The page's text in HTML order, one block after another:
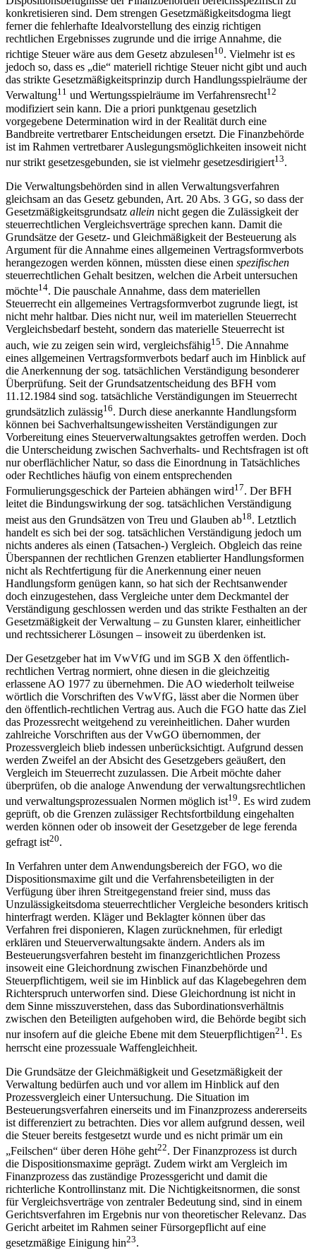
konkretisieren sind. Dem strengen Gesetzmäßigkeitsdogma liegt
ferner die fehlerhafte Idealvorstellung des einzig richtigen
rechtlichen Ergebnisses zugrunde und die irrige Annahme, die
richtige Steuer wäre aus dem Gesetz abzulesen10. Vielmehr ist es
jedoch so, dass es „die“ materiell richtige Steuer nicht gibt und auch
das strikte Gesetzmäßigkeitsprinzip durch Handlungsspielräume der
Verwaltung11 und Wertungsspielräume im Verfahrensrecht12
modifiziert sein kann. Die a priori punktgenau gesetzlich
vorgegebene Determination wird in der Realität durch eine
Bandbreite vertretbarer Entscheidungen ersetzt. Die Finanzbehörde
ist im Rahmen vertretbarer Auslegungsmöglichkeiten insoweit nicht
nur strikt gesetzesgebunden, sie ist vielmehr gesetzesdirigiert13.
Die Verwaltungsbehörden sind in allen Verwaltungsverfahren
gleichsam an das Gesetz gebunden, Art. 20 Abs. 3 GG, so dass der
Gesetzmäßigkeitsgrundsatz allein nicht gegen die Zulässigkeit der
steuerrechtlichen Vergleichsverträge sprechen kann. Damit die
Grundsätze der Gesetz- und Gleichmäßigkeit der Besteuerung als
Argument für die Annahme eines allgemeinen Vertragsformverbots
herangezogen werden können, müssten diese einen spezifischen
steuerrechtlichen Gehalt besitzen, welchen die Arbeit untersuchen
möchte14. Die pauschale Annahme, dass dem materiellen
Steuerrecht ein allgemeines Vertragsformverbot zugrunde liegt, ist
nicht mehr haltbar. Dies nicht nur, weil im materiellen Steuerrecht
Vergleichsbedarf besteht, sondern das materielle Steuerrecht ist
auch, wie zu zeigen sein wird, vergleichsfähig15. Die Annahme
eines allgemeinen Vertragsformverbots bedarf auch im Hinblick auf
die Anerkennung der sog. tatsächlichen Verständigung besonderer
Überprüfung. Seit der Grundsatzentscheidung des BFH vom
11.12.1984 sind sog. tatsächliche Verständigungen im Steuerrecht
grundsätzlich zulässig16. Durch diese anerkannte Handlungsform
können bei Sachverhaltsungewissheiten Verständigungen zur
Vorbereitung eines Steuerverwaltungsaktes getroffen werden. Doch
die Unterscheidung zwischen Sachverhalts- und Rechtsfragen ist oft
nur oberflächlicher Natur, so dass die Einordnung in Tatsächliches
oder Rechtliches häufig von einem entsprechenden
Formulierungsgeschick der Parteien abhängen wird17. Der BFH
leitet die Bindungswirkung der sog. tatsächlichen Verständigung
meist aus den Grundsätzen von Treu und Glauben ab18. Letztlich
handelt es sich bei der sog. tatsächlichen Verständigung jedoch um
nichts anderes als einen (Tatsachen-) Vergleich. Obgleich das reine
Überspannen der rechtlichen Grenzen etablierter Handlungsformen
nicht als Rechtfertigung für die Anerkennung einer neuen
Handlungsform genügen kann, so hat sich der Rechtsanwender
doch einzugestehen, dass Vergleiche unter dem Deckmantel der
Verständigung geschlossen werden und das strikte Festhalten an der
Gesetzmäßigkeit der Verwaltung – zu Gunsten klarer, einheitlicher
und rechtssicherer Lösungen – insoweit zu überdenken ist.
Der Gesetzgeber hat im VwVfG und im SGB X den öffentlich-
rechtlichen Vertrag normiert, ohne diesen in die gleichzeitig
erlassene AO 1977 zu übernehmen. Die AO wiederholt teilweise
wörtlich die Vorschriften des VwVfG, lässt aber die Normen über
den öffentlich-rechtlichen Vertrag aus. Auch die FGO hatte das Ziel
das Prozessrecht weitgehend zu vereinheitlichen. Daher wurden
zahlreiche Vorschriften aus der VwGO übernommen, der
Prozessvergleich blieb indessen unberücksichtigt. Aufgrund dessen
werden Zweifel an der Absicht des Gesetzgebers geäußert, den
Vergleich im Steuerrecht zuzulassen. Die Arbeit möchte daher
überprüfen, ob die analoge Anwendung der verwaltungsrechtlichen
und verwaltungsprozessualen Normen möglich ist19. Es wird zudem
geprüft, ob die Grenzen zulässiger Rechtsfortbildung eingehalten
werden können oder ob insoweit der Gesetzgeber de lege ferenda
gefragt ist20.
In Verfahren unter dem Anwendungsbereich der FGO, wo die
Dispositionsmaxime gilt und die Verfahrensbeteiligten in der
Verfügung über ihren Streitgegenstand freier sind, muss das
Unzulässigkeitsdoma steuerrechtlicher Vergleiche besonders kritisch
hinterfragt werden. Kläger und Beklagter können über das
Verfahren frei disponieren, Klagen zurücknehmen, für erledigt
erklären und Steuerverwaltungsakte ändern. Anders als im
Besteuerungsverfahren besteht im finanzgerichtlichen Prozess
insoweit eine Gleichordnung zwischen Finanzbehörde und
Steuerpflichtigem, weil sie im Hinblick auf das Klagebegehren dem
Richterspruch unterworfen sind. Diese Gleichordnung ist nicht in
dem Sinne misszuverstehen, dass das Subordinationsverhältnis
zwischen den Beteiligten aufgehoben wird, die Behörde begibt sich
nur insofern auf die gleiche Ebene mit dem Steuerpflichtigen21. Es
herrscht eine prozessuale Waffengleichheit.
Die Grundsätze der Gleichmäßigkeit und Gesetzmäßigkeit der
Verwaltung bedürfen auch und vor allem im Hinblick auf den
Prozessvergleich einer Untersuchung. Die Situation im
Besteuerungsverfahren einerseits und im Finanzprozess andererseits
ist differenziert zu betrachten. Dies vor allem aufgrund dessen, weil
die Steuer bereits festgesetzt wurde und es nicht primär um ein
„Feilschen“ über deren Höhe geht22. Der Finanzprozess ist durch
die Dispositionsmaxime geprägt. Zudem wirkt am Vergleich im
Finanzprozess das zuständige Prozessgericht und damit die
richterliche Kontrollinstanz mit. Die Nichtigkeitsnormen, die sonst
für Vergleichsverträge von zentraler Bedeutung sind, sind in einem
Gerichtsverfahren im Ergebnis nur von theoretischer Relevanz. Das
Gericht arbeitet im Rahmen seiner Fürsorgepflicht auf eine
gesetzmäßige Einigung hin23.